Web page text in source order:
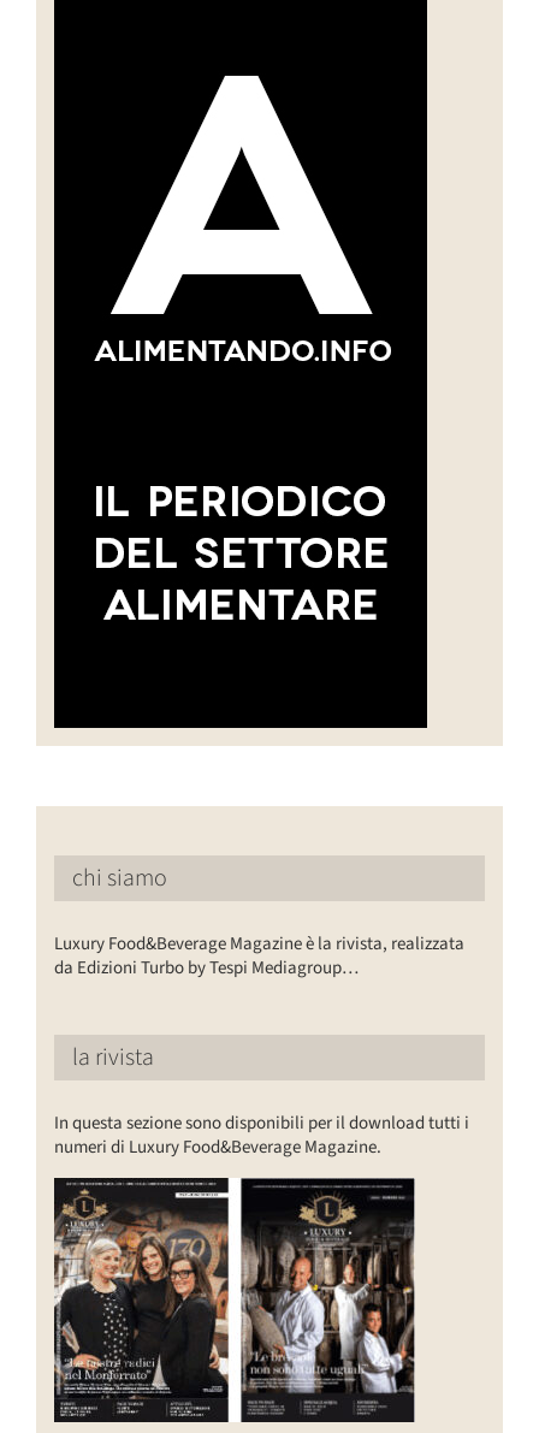
chi siamo
Luxury Food&Beverage Magazine è la rivista, realizzata
da Edizioni Turbo by Tespi Mediagroup…
la rivista
In questa sezione sono disponibili per il download tutti i
numeri di Luxury Food&Beverage Magazine.